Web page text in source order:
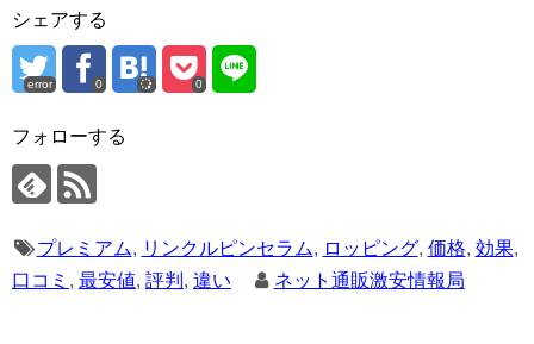
シェアする
error 0 0
フォローする
プレミアム, リンクルピンセラム, ロッピング, 価格, 効果,
口コミ , 最安値, 評判 , 違い ネット通販激安情報局